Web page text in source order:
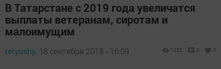
В Татарстане с 2019 года увеличатся
выплаты ветеранам, сиротам и
малоимущим
tetyushy, 18 сентября 2018 - 16:09 1352 0 0